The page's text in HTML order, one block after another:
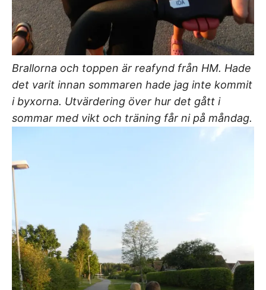
Brallorna och toppen är reafynd från HM. Hade
det varit innan sommaren hade jag inte kommit
i byxorna. Utvärdering över hur det gått i
sommar med vikt och träning får ni på måndag.